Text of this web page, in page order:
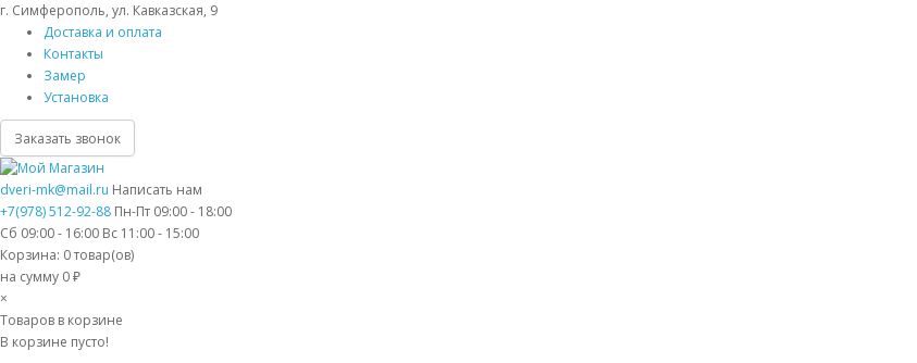
г. Симферополь, ул. Кавказская, 9
Доставка и оплата
Контакты
Замер
Установка
Заказать звонок
dveri-mk@mail.ru Написать нам
+7(978) 512-92-88 Пн-Пт 09:00 - 18:00
Сб 09:00 - 16:00 Вс 11:00 - 15:00
Корзина: 0товар(ов)
на сумму 0 ₽
×
Товаров в корзине
В корзине пусто!